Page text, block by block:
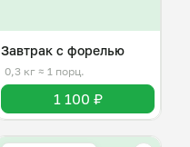
Завтрак с форелью
0,3 кг ≈ 1 порц.
1 100 ₽